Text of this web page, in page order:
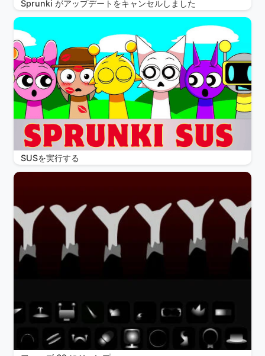
Sprunki がアップデートをキャンセルしました
SUSを実行する